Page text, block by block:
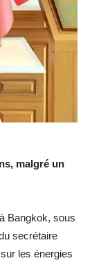
malgré un
Bangkok, sous
secrétaire
les énergies